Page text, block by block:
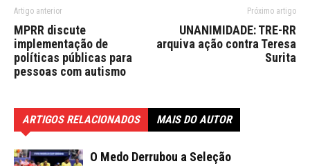
Artigo anterior
MPRR discute
implementação de
políticas públicas para
pessoas com autismo
Próximo artigo
UNANIMIDADE: TRE-RR
arquiva ação contra Teresa
Surita
ARTIGOS RELACIONADOS MAIS DO AUTOR
O Medo Derrubou a Seleção